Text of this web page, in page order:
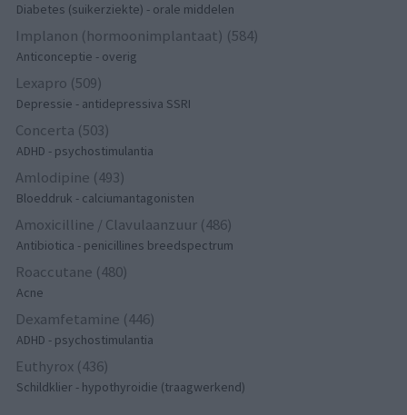
Diabetes (suikerziekte) - orale middelen
Implanon (hormoonimplantaat) (584)
Anticonceptie - overig
Lexapro (509)
Depressie - antidepressiva SSRI
Concerta (503)
ADHD - psychostimulantia
Amlodipine (493)
Bloeddruk - calciumantagonisten
Amoxicilline / Clavulaanzuur (486)
Antibiotica - penicillines breedspectrum
Roaccutane (480)
Acne
Dexamfetamine (446)
ADHD - psychostimulantia
Euthyrox (436)
Schildklier - hypothyroidie (traagwerkend)